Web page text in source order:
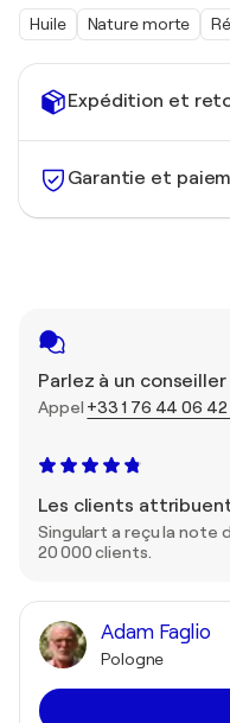
Expédition et
Garantie et
Parlez à un
Appel +33 1 76 44 06 42
Les clients
Singulart a reçu la note
20 000 clients.
Adam Faglio
Pologne
Huile Nature morte